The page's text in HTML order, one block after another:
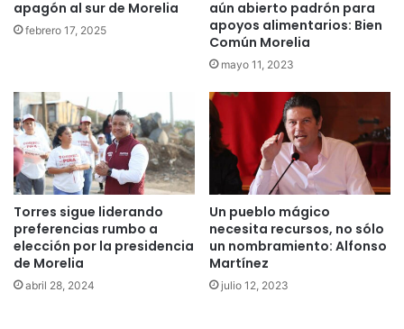
apagón al sur de Morelia
febrero 17, 2025
aún abierto padrón para
apoyos alimentarios: Bien
Común Morelia
mayo 11, 2023
Torres sigue liderando
preferencias rumbo a
elección por la presidencia
de Morelia
abril 28, 2024
Un pueblo mágico
necesita recursos, no sólo
un nombramiento: Alfonso
Martínez
julio 12, 2023